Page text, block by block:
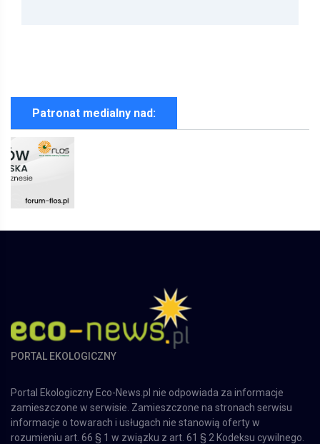
Patronat medialny nad:
PORTAL EKOLOGICZNY
zamieszczone w serwisie. Zamieszczone na stronach serwisu
informacje o towarach i usługach nie stanowią oferty w
rozumieniu art. 66 § 1 w związku z art. 61 § 2 Kodeksu cywilnego.